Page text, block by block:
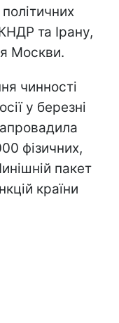
та Ірану,
Москви.
чинності
у березні
фізичних,
пакет
країни